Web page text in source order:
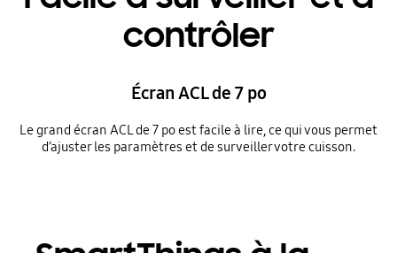
contrôler
Écran ACL de 7 po
Le grand écran ACL de 7 po est facile à lire, ce qui vous permet
d’ajuster les paramètres et de surveiller votre cuisson.